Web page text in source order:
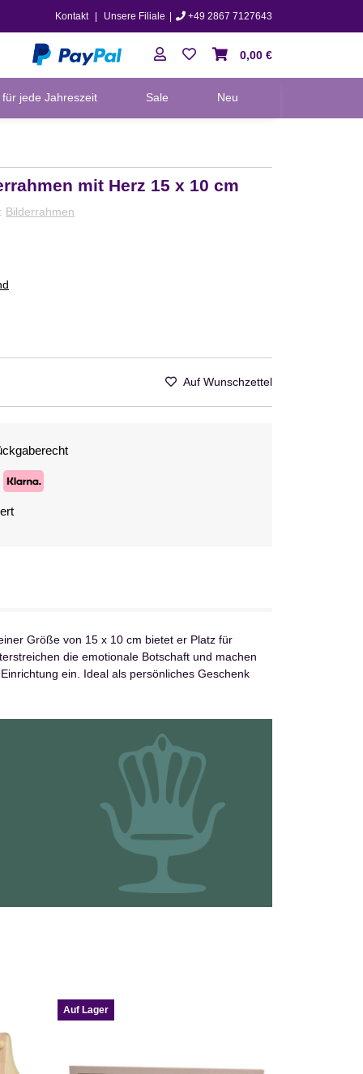
Kontakt Unsere Filiale +49 2867 7127643
0,00 €
für jede Jahreszeit Sale Neu
mit Herz 15 x 10 cm
Bilderrahmen
Auf Wunschzettel
Größe von 15 x 10 cm bietet er Platz für
die emotionale Botschaft und machen
ein. Ideal als persönliches Geschenk
Auf Lager